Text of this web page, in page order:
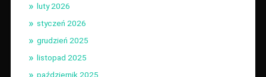
luty 2026
styczeń 2026
grudzień 2025
listopad 2025
październik 2025